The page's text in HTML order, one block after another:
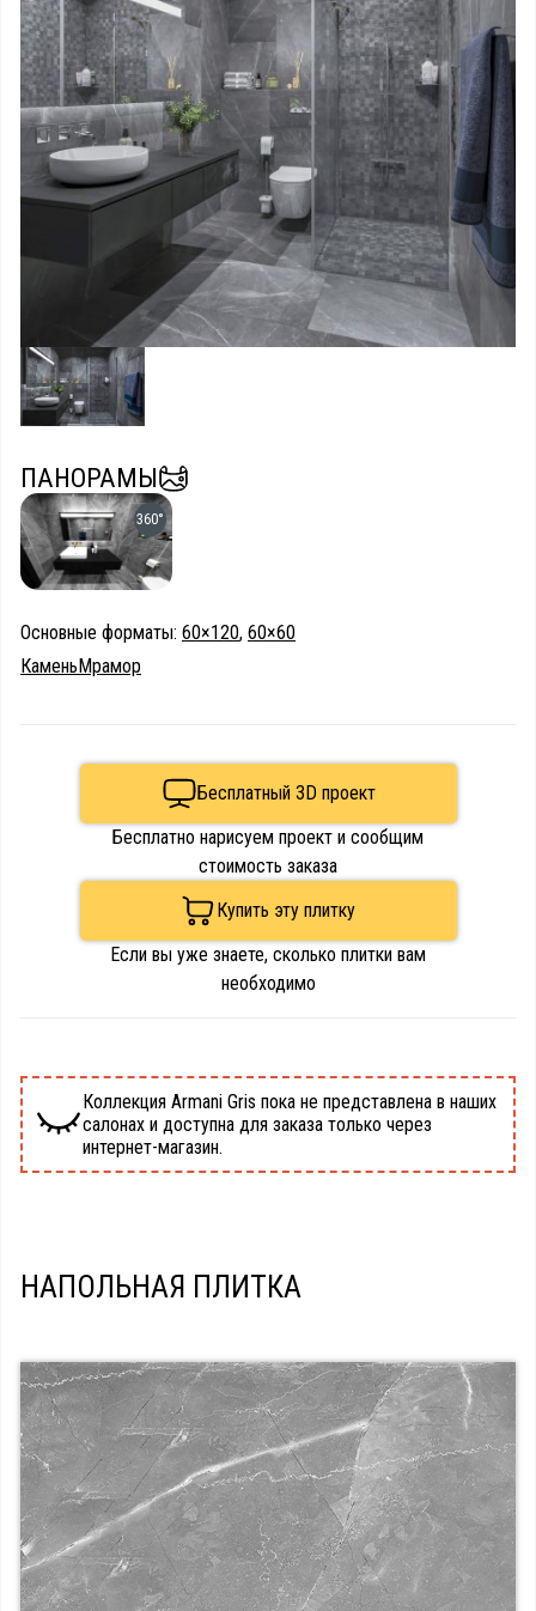
ПАНОРАМЫ
360°
Основные форматы: 60×120, 60×60
КаменьМрамор
Бесплатный 3D проект
Бесплатно нарисуем проект и сообщим
стоимость заказа
Купить эту плитку
Если вы уже знаете, сколько плитки вам
необходимо
Коллекция Armani Gris пока не представлена в наших
салонах и доступна для заказа только через
интернет-магазин.
НАПОЛЬНАЯ ПЛИТКА